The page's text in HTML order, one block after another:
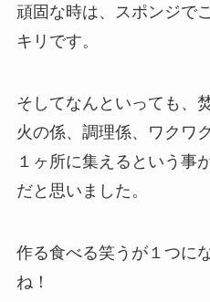
頑固な時は、スポンジで
キリです。
そしてなんといっても、
火の係、調理係、ワクワ
１ヶ所に集える という事
だと思いました。
作る食べる笑うが１つに
ね！